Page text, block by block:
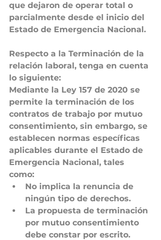
que dejaron de operar total o
parcialmente desde el inicio del
Estado de Emergencia Nacional.
Respecto a la Terminación de la
relación laboral, tenga en cuenta
lo siguiente:
Mediante la Ley 157 de 2020 se
permite la terminación de los
contratos de trabajo por mutuo
consentimiento, sin embargo, se
establecen normas específicas
aplicables durante el Estado de
Emergencia Nacional, tales
como:
No implica la renuncia de
ningún tipo de derechos.
La propuesta de terminación
por mutuo consentimiento
debe constar por escrito.